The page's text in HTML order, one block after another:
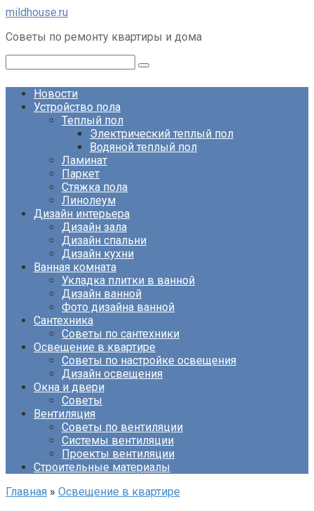
Перейти
контенту
mildhouse.ru
Советы по ремонту квартиры и дома
Новости
Устройство пола
Теплый пол
Электрический теплый пол
Водяной теплый пол
Ламинат
Паркет
Стяжка пола
Линолеум
Дизайн интерьера
Дизайн зала
Дизайн спальни
Дизайн кухни
Ванная комната
Укладка плитки в ванной
Дизайн ванной
Фото дизайна ванной
Сантехника
Советы по сантехники
Освещение в квартире
Советы по настройке освещения
Дизайн освещения
Окна и двери
Советы
Вентиляция
Советы по вентиляции
Системы вентиляции
Проекты вентиляции
Строительные материалы
Главная » Освещение в квартире